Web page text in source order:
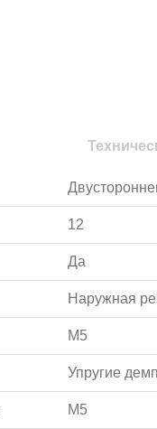
12
Да
Наружная
M5
Упругие
M5